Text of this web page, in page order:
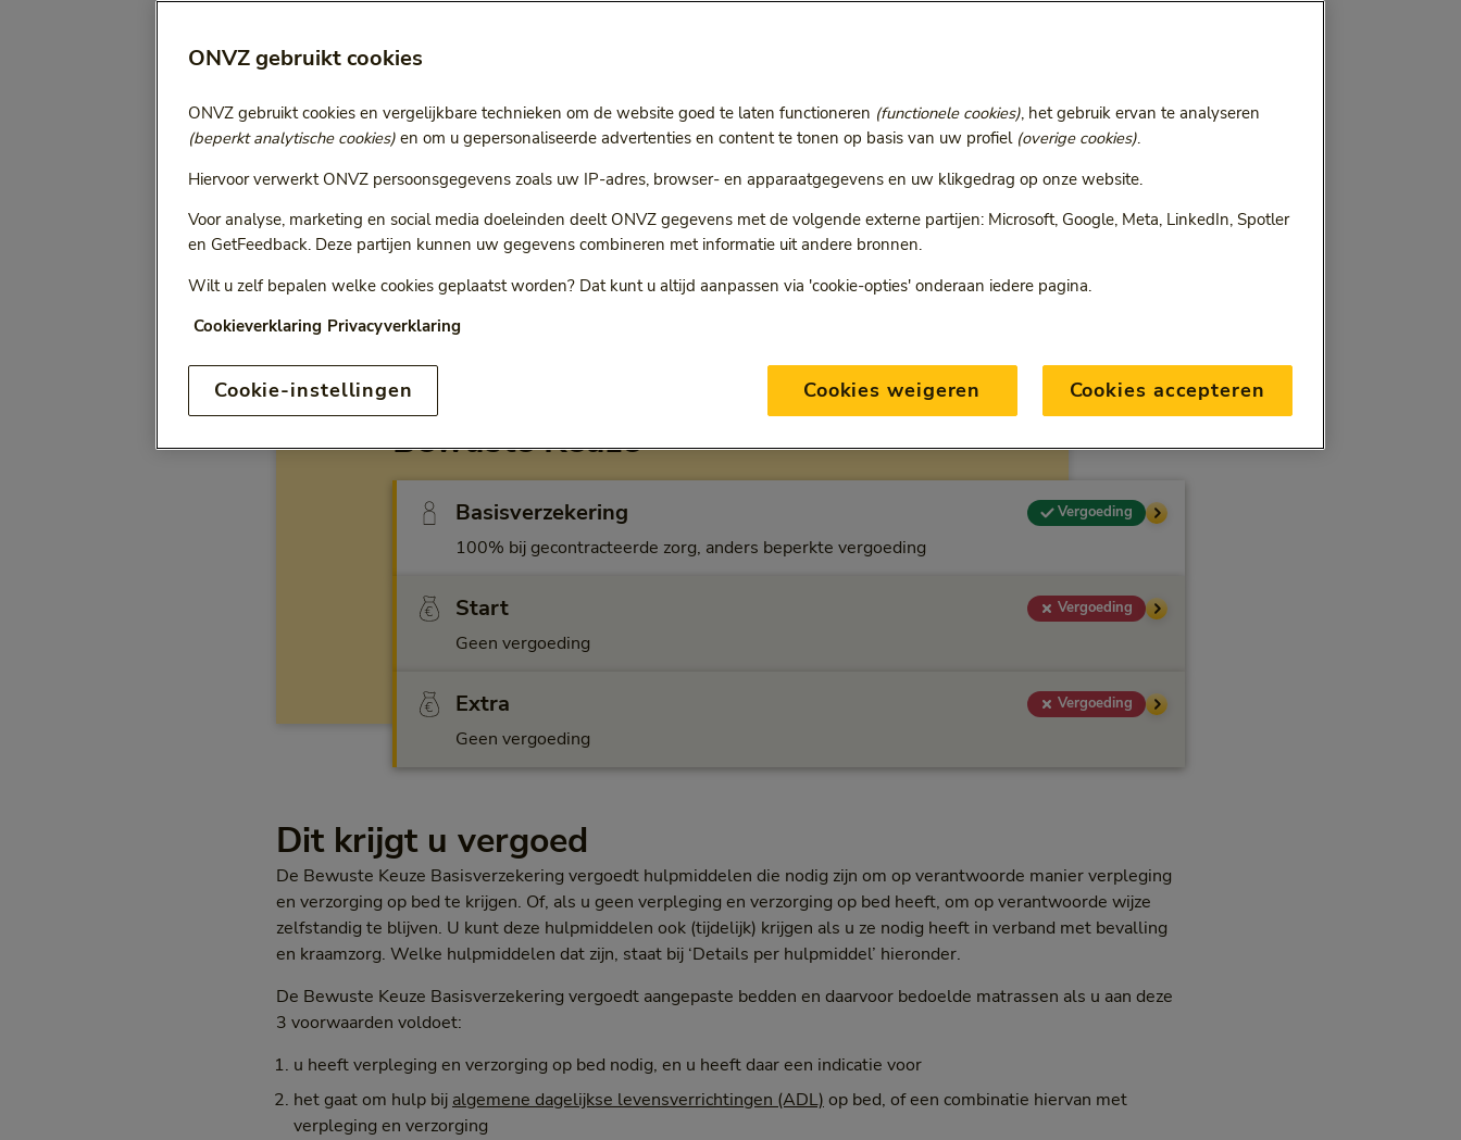
Bij het kiezen van een optie volgt een doorgestuurde link.
ONVZ Vrije Keuze ONVZ Bewuste Keuze
Vergoeding per verzekering bij
Bewuste Keuze
Basisverzekering Vergoeding
100% bij gecontracteerde zorg, anders beperkte vergoeding
Start Vergoeding
Geen vergoeding
Extra Vergoeding
Geen vergoeding
Dit krijgt u vergoed
De Bewuste Keuze Basisverzekering vergoedt hulpmiddelen die nodig zijn om op verantwoorde manier verpleging
en verzorging op bed te krijgen. Of, als u geen verpleging en verzorging op bed heeft, om op verantwoorde wijze
zelfstandig te blijven. U kunt deze hulpmiddelen ook (tijdelijk) krijgen als u ze nodig heeft in verband met bevalling
en kraamzorg. Welke hulpmiddelen dat zijn, staat bij ‘Details per hulpmiddel’ hieronder.
De Bewuste Keuze Basisverzekering vergoedt aangepaste bedden en daarvoor bedoelde matrassen als u aan deze
3 voorwaarden voldoet:
u heeft verpleging en verzorging op bed nodig, en u heeft daar een indicatie voor
het gaat om hulp bij algemene dagelijkse levensverrichtingen (ADL) op bed, of een combinatie hiervan met
verpleging en verzorging
ONVZ gebruikt cookies
ONVZ gebruikt cookies en vergelijkbare technieken om de website goed te laten functioneren (functionele cookies), het gebruik ervan te analyseren
(beperkt analytische cookies) en om u gepersonaliseerde advertenties en content te tonen op basis van uw profiel (overige cookies).
Hiervoor verwerkt ONVZ persoonsgegevens zoals uw IP-adres, browser- en apparaatgegevens en uw klikgedrag op onze website.
Voor analyse, marketing en social media doeleinden deelt ONVZ gegevens met de volgende externe partijen: Microsoft, Google, Meta, LinkedIn, Spotler
en GetFeedback. Deze partijen kunnen uw gegevens combineren met informatie uit andere bronnen.
Wilt u zelf bepalen welke cookies geplaatst worden? Dat kunt u altijd aanpassen via 'cookie-opties' onderaan iedere pagina.
Cookieverklaring Privacyverklaring
Cookie-instellingen Cookies weigeren Cookies accepteren